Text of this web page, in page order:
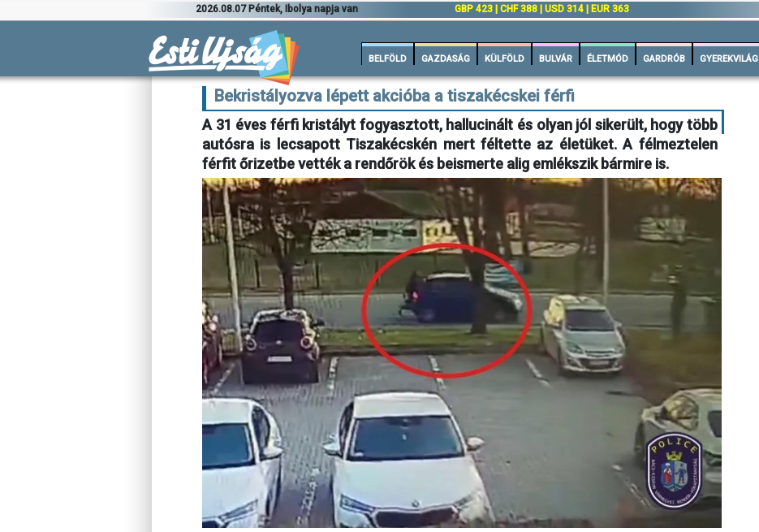
2026.08.07 Péntek, Ibolya napja van GBP 423 | CHF 388 | USD 314 | EUR 363
BELFÖLD GAZDASÁG KÜLFÖLD BULVÁR ÉLETMÓD GARDRÓB GYEREKVILÁG
Bekristályozva lépett akcióba a tiszakécskei férfi
A 31 éves férfi kristályt fogyasztott, hallucinált és olyan jól sikerült, hogy több
autósra is lecsapott Tiszakécskén mert féltette az életüket. A félmeztelen
férfit őrizetbe vették a rendőrök és beismerte alig emlékszik bármire is.